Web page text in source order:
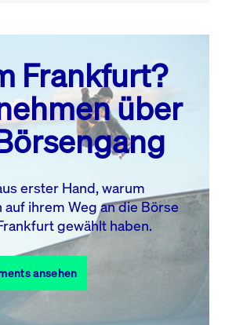
MI. DO. FR. SA. SO.
1
2
5 6 7 8
13 14
19 20 21 22
23
27 28
Frankfurt?
über
erster Hand, warum
ihrem Weg an die Börse
gewählt haben.
ansehen